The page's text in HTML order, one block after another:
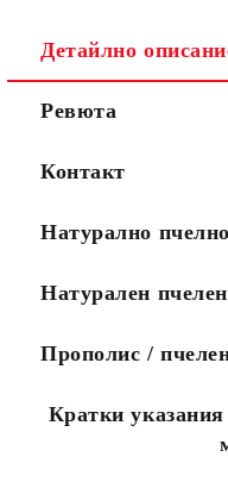
до няколко дни за да
да пристигне максимално
0888323134.
10 работни дни.
Детайлно
Ревюта
Контакт
Натурално
Натурален
Прополис /
Кратки